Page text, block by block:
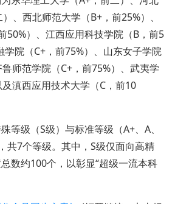
、西北师范大学（B+，前25%）、
50%）、江西应用科技学院（B，前5
学院（C+，前75%）、山东女子学院
鲁师范学院（C+，前75%）、武夷学
滇西应用技术大学（C，前10
等级（S级）与标准等级（A+、A、
共7个等级。其中，S级仅面向高精
数约100个，以彰显“超级一流本科